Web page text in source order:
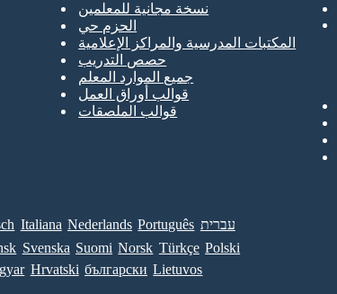
نسخة مجانية للمعلمين
الحزم حي
المكتبات المدرسية والمراكز الإعلامية
حصص التدريب
جميع الموارد المعلم
قوالب أوراق العمل
قوالب الملصقات
Italiana Nederlands Português עברית
Svenska Suomi Norsk Türkçe Polski
Hrvatski български Lietuvos